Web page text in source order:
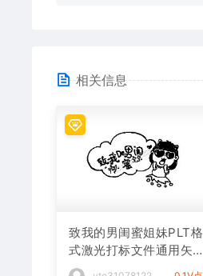
相关信息
致我的男闺蜜姐妹PLT格
式激光打标文件通用矢
量图